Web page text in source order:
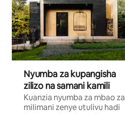
Nyumba za kupangisha
zilizo na samani kamili
Kuanzia nyumba za mbao za
milimani zenye utulivu hadi